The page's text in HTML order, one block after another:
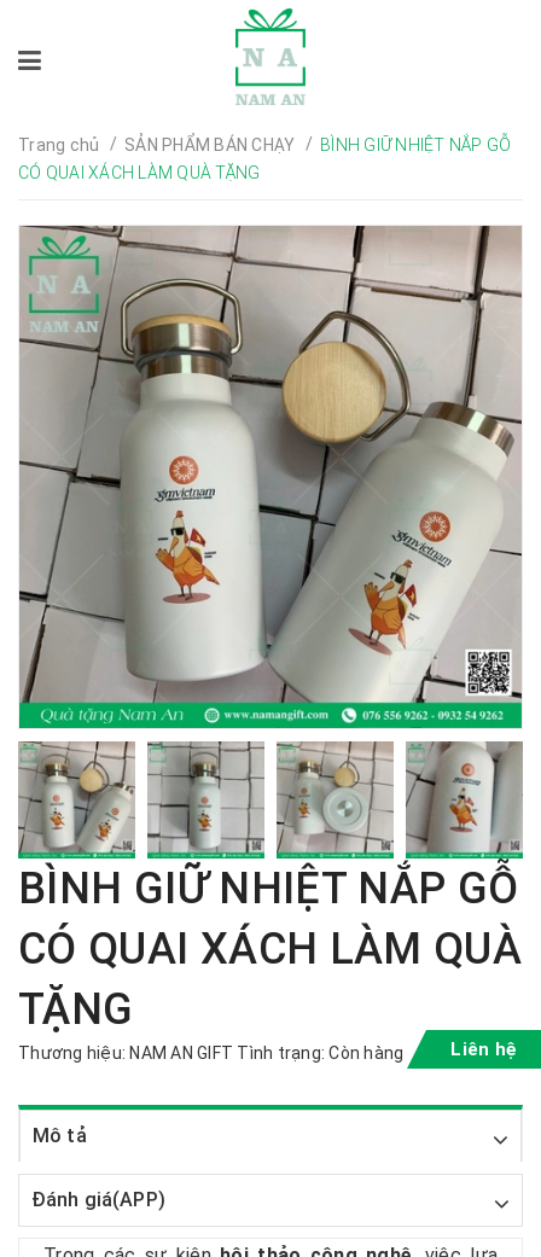
Trang chủ / SẢN PHẨM BÁN CHẠY / BÌNH GIỮ NHIỆT NẮP GỖ
CÓ QUAI XÁCH LÀM QUÀ TẶNG
BÌNH GIỮ NHIỆT NẮP GỖ
CÓ QUAI XÁCH LÀM QUÀ
TẶNG
Thương hiệu: NAM AN GIFT Tình trạng: Còn hàng Liên hệ
Mô tả
Đánh giá(APP)